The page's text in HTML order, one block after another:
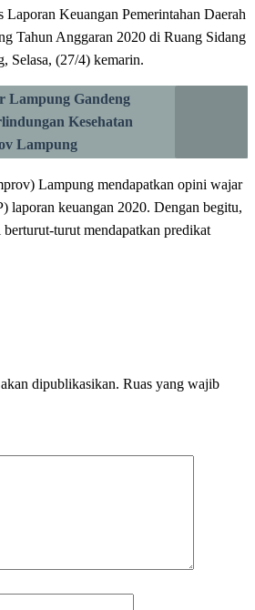
Keuangan Pemerintahan Daerah
Tahun Anggaran 2020 di Ruang Sidang
Selasa, (27/4) kemarin.
Lampung Gandeng
Kesehatan
Lampung
Lampung mendapatkan opini wajar
laporan keuangan 2020. Dengan begitu,
turut mendapatkan predikat
dipublikasikan. Ruas yang wajib